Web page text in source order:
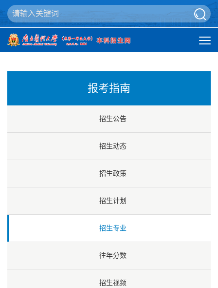
报考指南
招生公告
招生动态
招生政策
招生计划
招生专业
往年分数
招生视频